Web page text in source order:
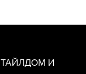
ДОМ И